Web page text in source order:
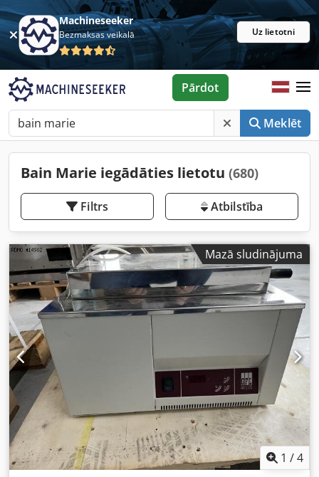
Machineseeker
Bezmaksas veikalā Uz lietotni
Meklēt
Pārdot
Bain Marie iegādāties lietotu (680)
Filtrs Atbilstība
Mazā sludinājuma
1 /4